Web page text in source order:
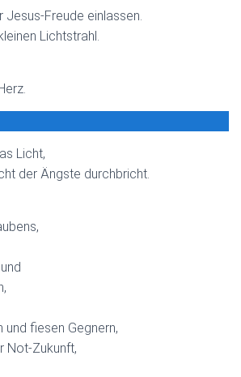
Jesus-Freude einlassen.
Lichtstrahl.
Licht,
der Ängste durchbricht.
fiesen Gegnern,
Not-Zukunft,